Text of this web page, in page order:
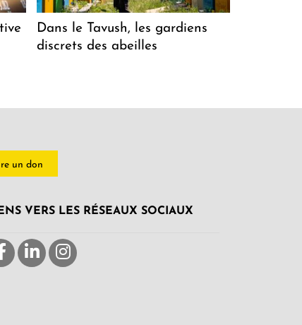
Dans le Tavush, les gardiens
discrets des abeilles
un don
VERS LES RÉSEAUX SOCIAUX